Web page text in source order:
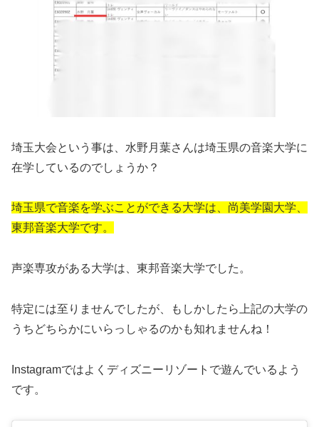
埼玉大会という事は、水野月葉さんは埼玉県の音楽大学に
在学しているのでしょうか？
埼玉県で音楽を学ぶことができる大学は、尚美学園大学、
東邦音楽大学です。
声楽専攻がある大学は、東邦音楽大学でした。
特定には至りませんでしたが、もしかしたら上記の大学の
うちどちらかにいらっしゃるのかも知れませんね！
Instagramではよくディズニーリゾートで遊んでいるよう
です。